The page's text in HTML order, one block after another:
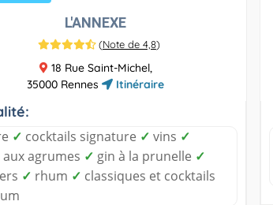
L'ANNEXE
(Note de 4,8)
18 Rue Saint-Michel,
35000 Rennes
Itinéraire
✓ cocktails signature ✓ vins ✓
agrumes ✓ gin à la prunelle ✓
✓ rhum ✓ classiques et cocktails